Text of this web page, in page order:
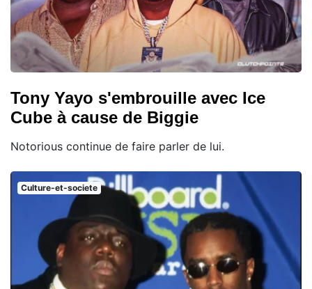
Tony Yayo s'embrouille avec Ice
Cube à cause de Biggie
Notorious continue de faire parler de lui.
Culture-et-societe